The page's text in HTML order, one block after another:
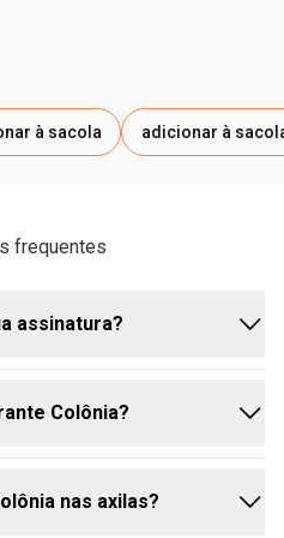
à sacola adicionar à
frequentes
assinatura?
de saída de pimenta-rosa
lavanda, sálvia e couro. a
Colônia?
são uma forma leve de
nas axilas?